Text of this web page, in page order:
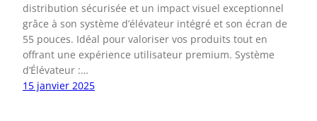
distribution sécurisée et un impact visuel exceptionnel
grâce à son système d’élévateur intégré et son écran de
55 pouces. Idéal pour valoriser vos produits tout en
offrant une expérience utilisateur premium. Système
d’Élévateur :…
15 janvier 2025